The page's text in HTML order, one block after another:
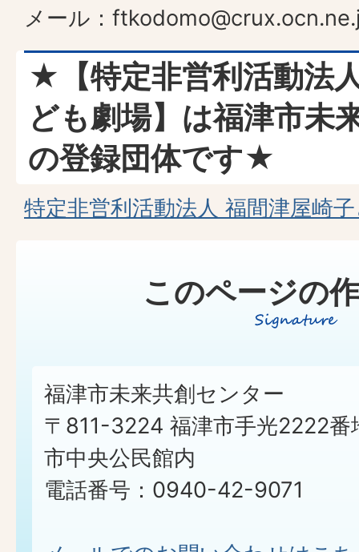
メール：
★【特定非営利活動法
ども劇場】は福津市未
の登録団体です★
特定非営利活動法人 福間津屋崎
このページの
福津市未来共創センター
〒811-3224 福津市手光2222番
市中央公民館内
電話番号：0940-42-9071